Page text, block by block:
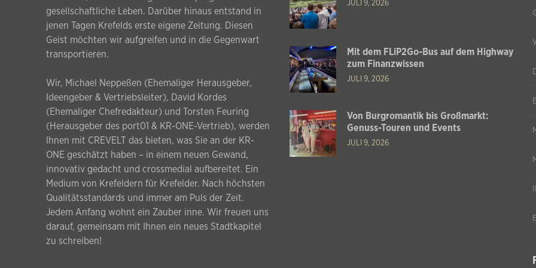
gesellschaftliche Leben. Darüber hinaus entstand in
jenen Tagen Krefelds erste eigene Zeitung. Diesen
Geist möchten wir aufgreifen und in die Gegenwart
transportieren.
Wir, Michael Neppeßen (Ehemaliger Herausgeber,
Ideengeber & Vertriebsleiter), David Kordes
(Ehemaliger Chefredakteur) und Torsten Feuring
(Herausgeber des port01 & KR-ONE-Vertrieb), werden
Ihnen mit CREVELT das bieten, was Sie an der KR-
ONE geschätzt haben – in einem neuen Gewand,
innovativ gedacht und crossmedial aufbereitet. Ein
Medium von Krefeldern für Krefelder. Nach höchsten
Qualitätsstandards und immer am Puls der Zeit.
Jedem Anfang wohnt ein Zauber inne. Wir freuen uns
darauf, gemeinsam mit Ihnen ein neues Stadtkapitel
zu schreiben!
JULI 9, 2026
Mit dem FLiP2Go-Bus auf dem Highway
zum Finanzwissen
JULI 9, 2026
Von Burgromantik bis Großmarkt:
Genuss-Touren und Events
JULI 9, 2026